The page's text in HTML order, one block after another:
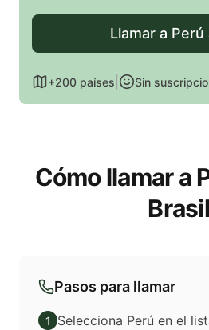
Llamar a Perú
+200 países Sin
Cómo llamar a
Brasil
Pasos para llamar
1
Selecciona Perú en el